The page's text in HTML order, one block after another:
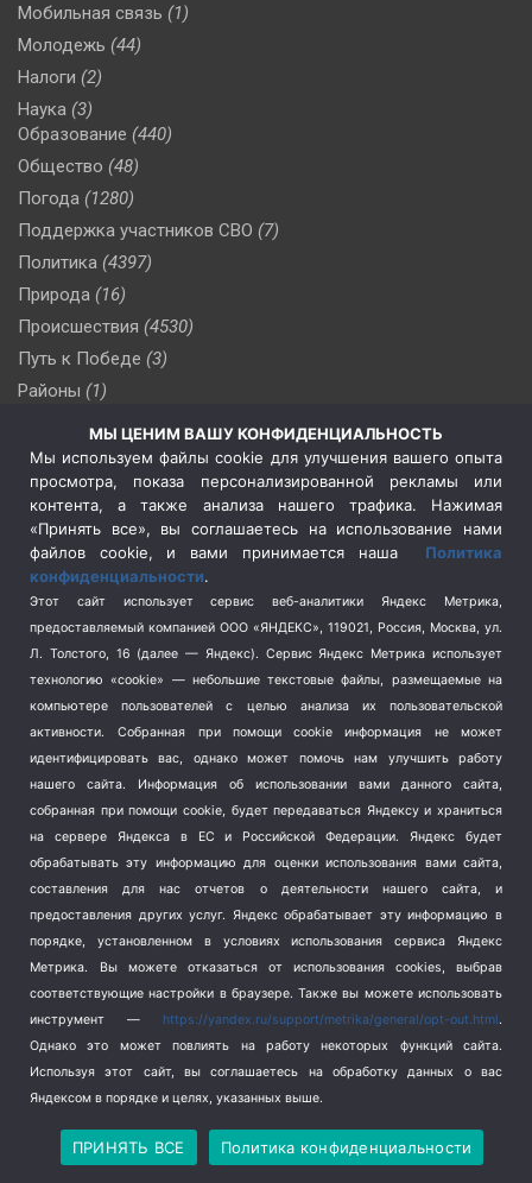
Мобильная связь (1)
Молодежь (44)
Налоги (2)
Наука (3)
Образование (440)
Общество (48)
Погода (1280)
Поддержка участников СВО (7)
Политика (4397)
Природа (16)
Происшествия (4530)
Путь к Победе (3)
Районы (1)
(510)
Сельское хозяйство (3)
Социальная политика
(3)
Спецоперация в Украине
Спецоперация на Украине
(404)
Спорт (740)
Терроризм (1)
Транспорт (262)
Туризм (178)
Школа и спорт (2)
Экология (8)
Экономика (1172)
Политика конфиденциальности
МЫ ЦЕНИМ ВАШУ КОНФИДЕНЦИАЛЬНОСТЬ
Мы используем файлы cookie для улучшения вашего опыта
просмотра, показа персонализированной рекламы или
контента, а также анализа нашего трафика. Нажимая
«Принять все», вы соглашаетесь на использование нами
файлов cookie, и вами принимается наша Политика
конфиденциальности.
Этот сайт использует сервис веб-аналитики Яндекс Метрика,
предоставляемый компанией ООО «ЯНДЕКС», 119021, Россия, Москва, ул.
Л. Толстого, 16 (далее — Яндекс). Сервис Яндекс Метрика использует
технологию «cookie» — небольшие текстовые файлы, размещаемые на
компьютере пользователей с целью анализа их пользовательской
активности.
Собранная при помощи cookie информация не может
идентифицировать вас, однако может помочь нам улучшить работу
нашего сайта. Информация об использовании вами данного сайта,
собранная при помощи cookie, будет передаваться Яндексу и храниться
на сервере Яндекса в ЕС и Российской Федерации. Яндекс будет
обрабатывать эту информацию для оценки использования вами сайта,
составления для нас отчетов о деятельности нашего сайта, и
предоставления других услуг. Яндекс обрабатывает эту информацию в
порядке, установленном в условиях использования сервиса Яндекс
Метрика.
Вы можете отказаться от использования cookies, выбрав
соответствующие настройки в браузере. Также вы можете использовать
инструмент — https://yandex.ru/support/metrika/general/opt-out.html.
Однако это может повлиять на работу некоторых функций сайта.
Используя этот сайт, вы соглашаетесь на обработку данных о вас
Яндексом в порядке и целях, указанных выше.
ПРИНЯТЬ ВСЕ Политика конфиденциальности